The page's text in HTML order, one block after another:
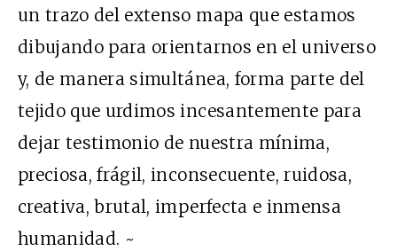
un trazo del extenso mapa que estamos
dibujando para orientarnos en el universo
y, de manera simultánea, forma parte del
tejido que urdimos incesantemente para
dejar testimonio de nuestra mínima,
preciosa, frágil, inconsecuente, ruidosa,
creativa, brutal, imperfecta e inmensa
humanidad. ~